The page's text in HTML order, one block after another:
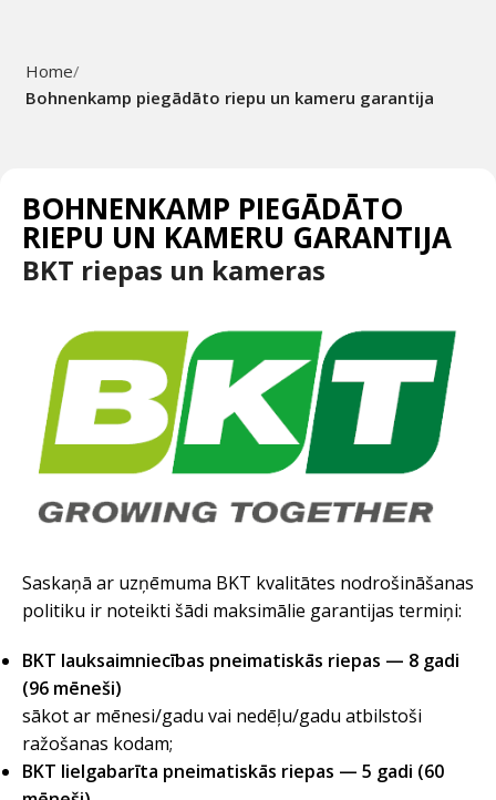
Home
Bohnenkamp piegādāto riepu un kameru garantija
BOHNENKAMP PIEGĀDĀTO
RIEPU UN KAMERU GARANTIJA
BKT riepas un kameras
Saskaņā ar uzņēmuma BKT kvalitātes nodrošināšanas
politiku ir noteikti šādi maksimālie garantijas termiņi:
BKT lauksaimniecības pneimatiskās riepas — 8 gadi
(96 mēneši)
sākot ar mēnesi/gadu vai nedēļu/gadu atbilstoši
ražošanas kodam;
BKT lielgabarīta pneimatiskās riepas — 5 gadi (60